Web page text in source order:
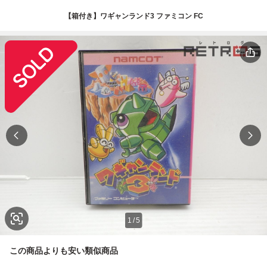
【箱付き】ワギャンランド3 ファミコン FC
1 /5
この商品よりも安い類似商品